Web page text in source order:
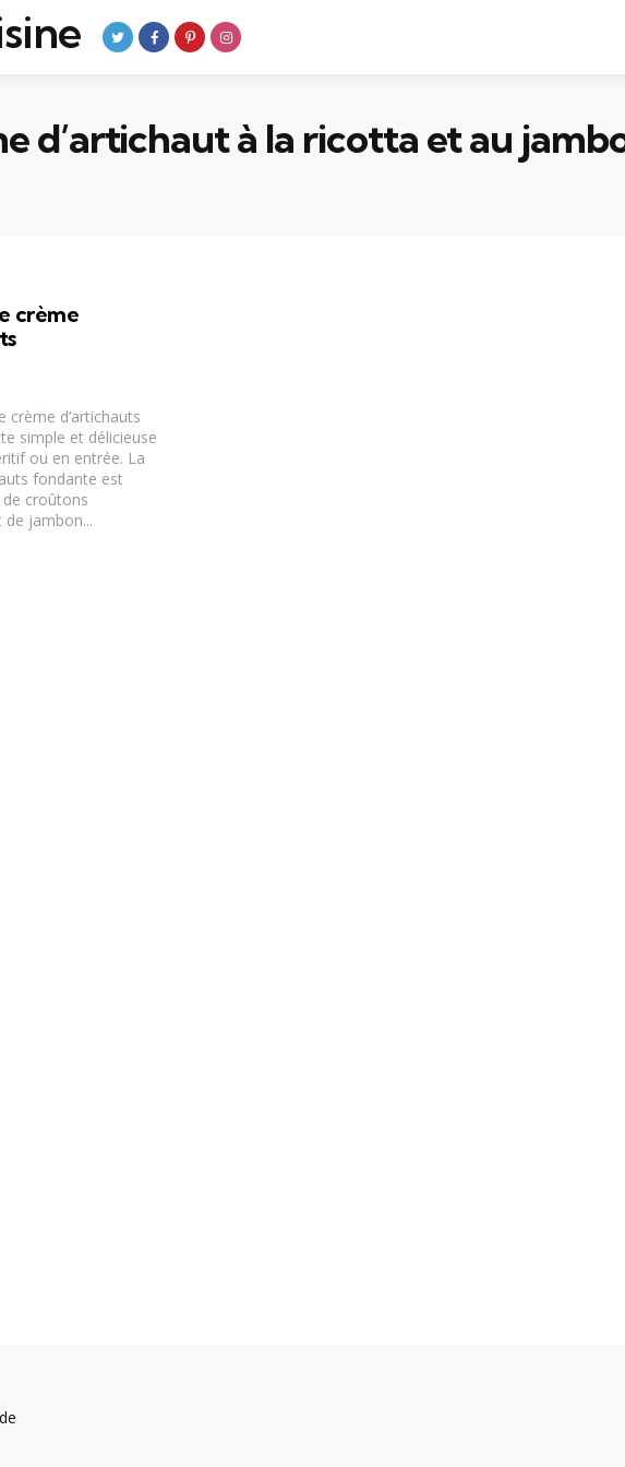
d’artichaut à la ricotta et au
crème
crème d’artichauts
simple et délicieuse
ou en entrée. La
fondante est
croûtons
jambon...